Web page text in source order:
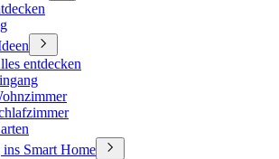
entdecken
Smart Home